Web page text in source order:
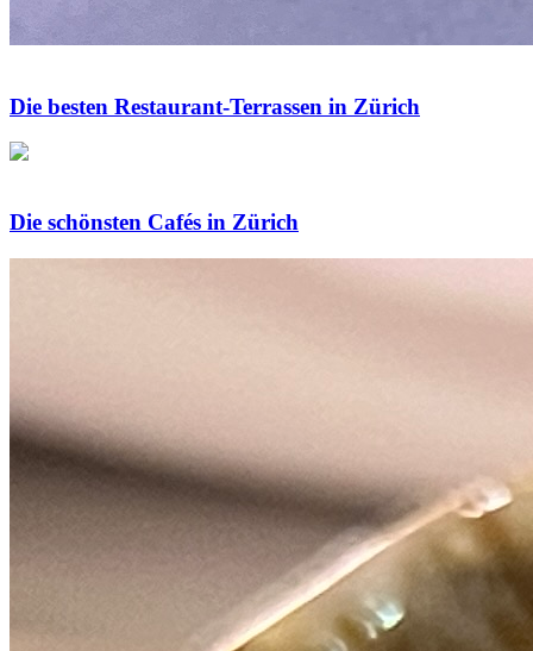
Die besten Restaurant-Terrassen in Zürich
Die schönsten Cafés in Zürich